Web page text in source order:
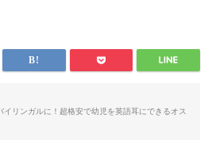
リンガルに！超格安で幼児を英語耳にできるオス